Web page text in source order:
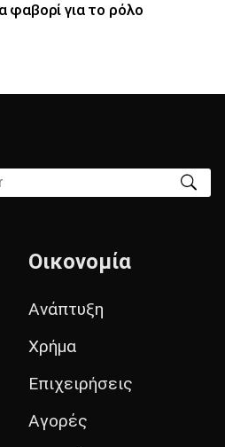
φαβορί για το ρόλο
Οικονομία
Ανάπτυξη
Χρήμα
Επιχειρήσεις
Αγορές